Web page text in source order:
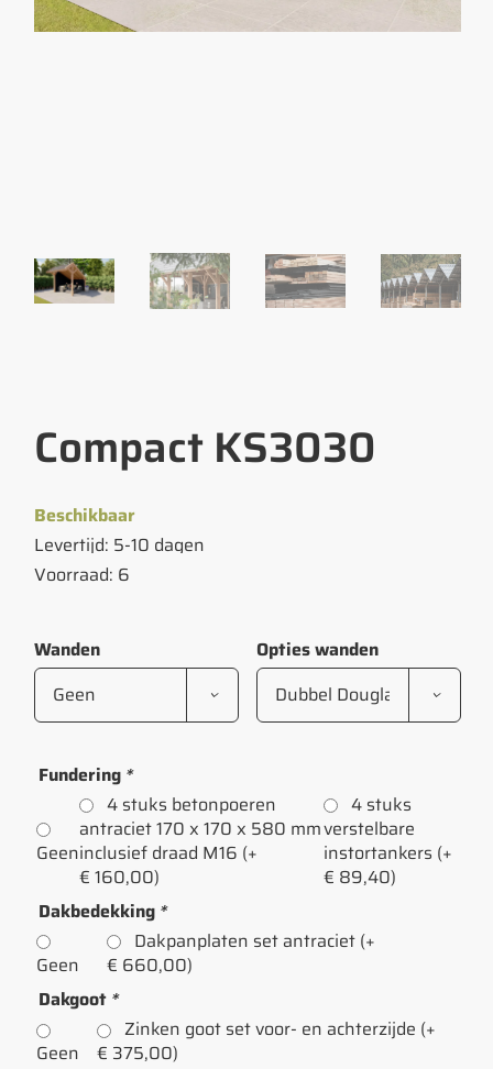
Compact KS3030
Beschikbaar
Levertijd: 5-10 dagen
Voorraad: 6
Wanden Opties wanden
Fundering *
Geen
4 stuks betonpoeren
antraciet 170 x 170 x 580 mm
inclusief draad M16 (+
€ 160,00)
4 stuks
verstelbare
instortankers (+
€ 89,40)
Dakbedekking *
Geen
Dakpanplaten set antraciet (+
€ 660,00)
Dakgoot *
Geen
Zinken goot set voor- en achterzijde (+
€ 375,00)